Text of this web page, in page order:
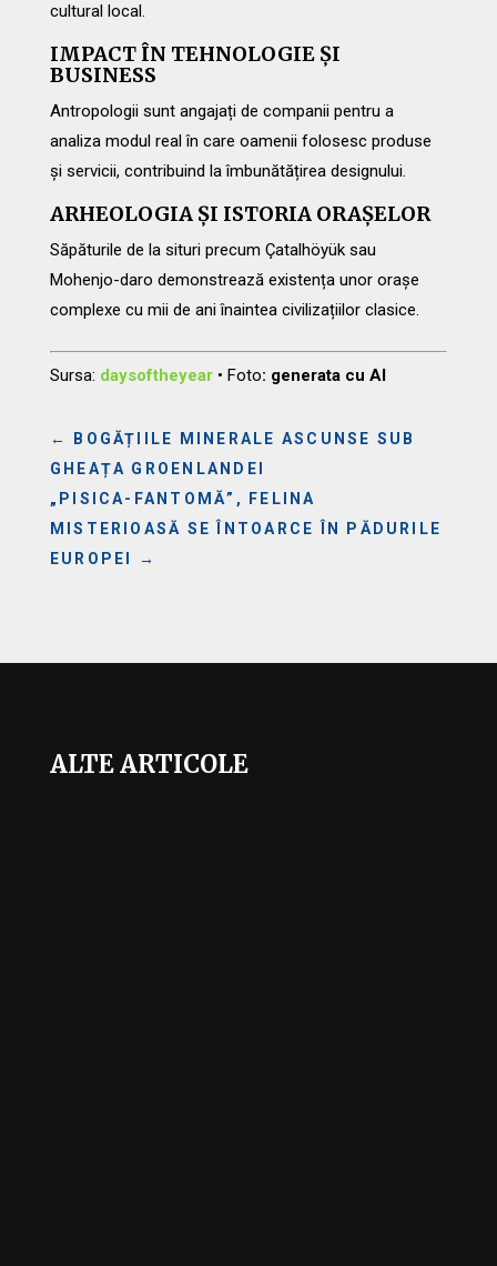
cultural local.
IMPACT ÎN TEHNOLOGIE ȘI
BUSINESS
Antropologii sunt angajați de companii pentru a
analiza modul real în care oamenii folosesc produse
și servicii, contribuind la îmbunătățirea designului.
ARHEOLOGIA ȘI ISTORIA ORAȘELOR
Săpăturile de la situri precum Çatalhöyük sau
Mohenjo-daro demonstrează existența unor orașe
complexe cu mii de ani înaintea civilizațiilor clasice.
Sursa: daysoftheyear• Foto: generata cu AI
←
BOGĂȚIILE MINERALE ASCUNSE SUB
GHEAȚA GROENLANDEI
„PISICA-FANTOMĂ”, FELINA
MISTERIOASĂ SE ÎNTOARCE ÎN PĂDURILE
EUROPEI
→
ALTE ARTICOLE